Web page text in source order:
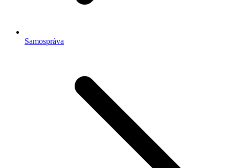
Samospráva